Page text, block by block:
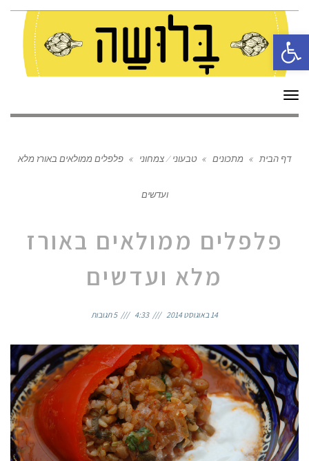
פתח סרגל נגישות
תפריט
דף הבית » מתכונים » טבעוני / צמחוני » פלפלים ממולאים באורז מלא
ועדשים
פלפלים ממולאים באורז
מלא ועדשים
14 באוגוסט 2014 4:33 5 תגובות